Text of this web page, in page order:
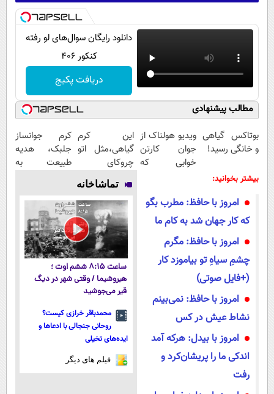
دانلود رایگان سوال‌های لو رفته
کنکور 406
دریافت پکیج
مطالب پیشنهادی
بوتاکس گیاهی
و خانگی رسید!
ویدیو هولناک از
جوان کارتن
خوابی که
این کرم
گیاهی،مثل اتو
چروکای
پوستتوصاف
میکنه!50%تخفیف
کرم جوانساز
جلبک، هدیه
طبیعت به
بیشتر بخوانید:
امروز با حافظ: مطرب بگو
که کار جهان شد به کام ما
امروز با حافظ: مگرم
چشمِ سیاهِ تو بیاموزد کار
(+فایل صوتی)
امروز با حافظ: نمی‌بینم
نشاط عیش در کس
امروز با بیدل: هرکه آمد
اندکی ما را پریشان‌کرد و
رفت
تماشاخانه
ساعت ۸:۱۵ ششم اوت ؛
هیروشیما / وقتی شهر در دیگ
قیر می‌جوشید
محمدباقر خرازی کیست؟
روحانی جنجالی با ادعاها و
ایده‌های تخیلی
فیلم های دیگر